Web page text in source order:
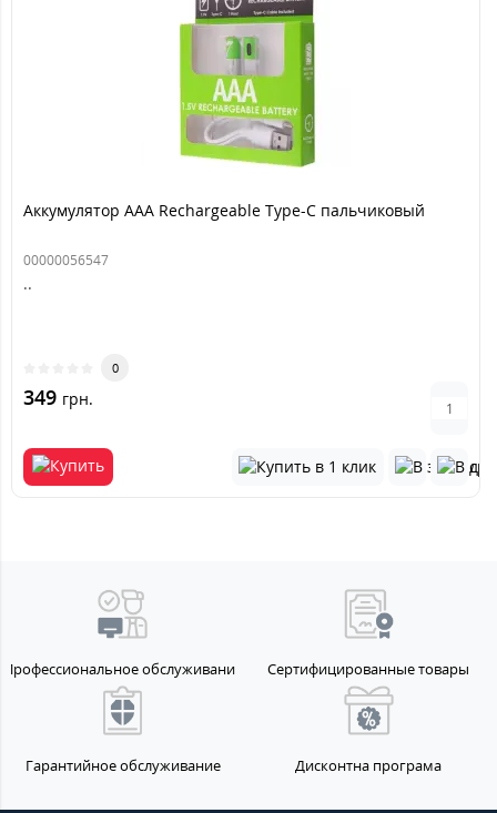
Аккумулятор AAA Rechargeable Type-C пальчиковый
00000056547
..
0
349 грн.
Профессиональное обслуживание Сертифицированные товары
Гарантийное обслуживание Дисконтна програма